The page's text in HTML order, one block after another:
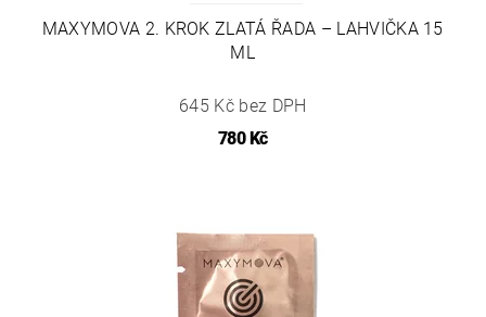
MAXYMOVA 2. KROK ZLATÁ ŘADA – LAHVIČKA 15
ML
645 Kč bez DPH
780 Kč